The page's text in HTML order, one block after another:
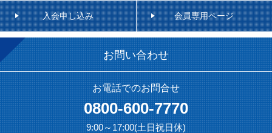
入会申し込み 会員専用ページ
お問い合わせ
お電話でのお問合せ
0800-600-7770
9:00～17:00(土日祝日休)